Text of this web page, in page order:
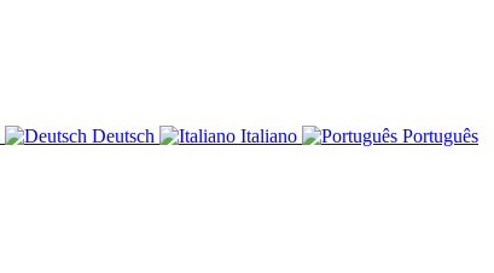
Deutsch Italiano Português